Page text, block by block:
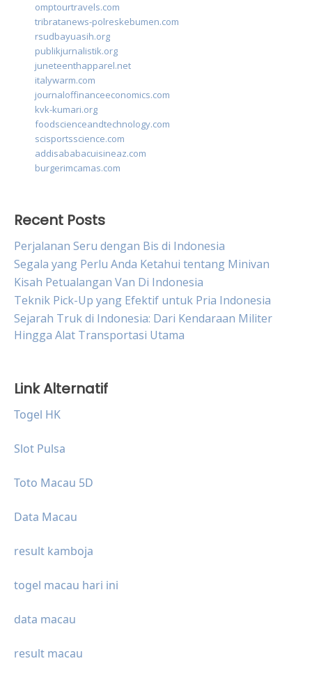
omptourtravels.com
tribratanews-polreskebumen.com
rsudbayuasih.org
publikjurnalistik.org
juneteenthapparel.net
italywarm.com
journaloffinanceeconomics.com
kvk-kumari.org
foodscienceandtechnology.com
scisportsscience.com
addisababacuisineaz.com
burgerimcamas.com
Recent Posts
Perjalanan Seru dengan Bis di Indonesia
Segala yang Perlu Anda Ketahui tentang Minivan
Kisah Petualangan Van Di Indonesia
Teknik Pick-Up yang Efektif untuk Pria Indonesia
Sejarah Truk di Indonesia: Dari Kendaraan Militer
Hingga Alat Transportasi Utama
Link Alternatif
Togel HK
Slot Pulsa
Toto Macau 5D
Data Macau
result kamboja
togel macau hari ini
data macau
result macau